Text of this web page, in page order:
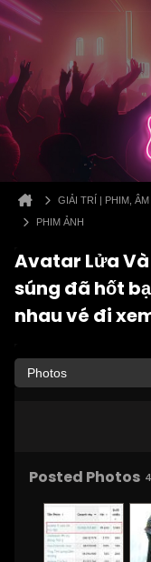
GIẢI TRÍ | PHIM,
PHIM ẢNH
Avatar Lửa
súng đã hốt
nhau vé đi
Posted Photos 4